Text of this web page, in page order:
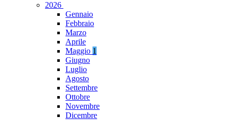
2026
Gennaio
Febbraio
Marzo
Aprile
Maggio 1
Giugno
Luglio
Agosto
Settembre
Ottobre
Novembre
Dicembre